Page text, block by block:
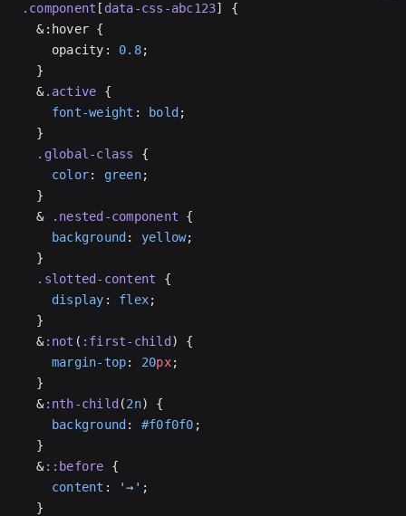
.component [ data-css-abc123] {
  &:hover {
    opacity:
0.8;
  }
  &
.active {
    font-weight
: bold ;
  }
  .global-class
{
    color
: green;
  }
  &
.nested-component {
    background
: yellow;
  }
  .slotted-content
{
    display
: flex;
  }
  &
:not ( :first-child ) {
    margin-top
: 20px;
  }
  &
:nth-child (2n) {
    background
: #f0f0f0 ;
  }
  &
::before {
    content
: '→' ;
  }